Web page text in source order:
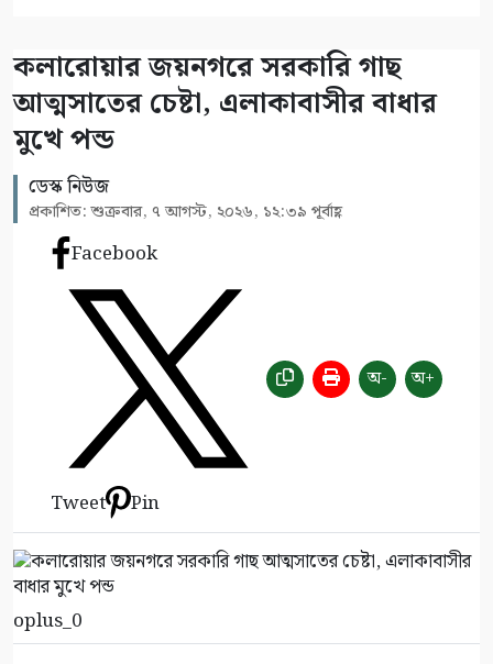
কলারোয়ার জয়নগরে সরকারি গাছ
আত্মসাতের চেষ্টা, এলাকাবাসীর বাধার
মুখে পন্ড
ডেস্ক নিউজ
প্রকাশিত: শুক্রবার, ৭ আগস্ট, ২০২৬, ১২:৩৯ পূর্বাহ্ণ
Facebook
Tweet Pin
অ- অ+
oplus_0